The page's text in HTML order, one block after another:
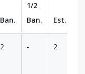
Ban.
1/2
Ban.
Est.
2 - 2